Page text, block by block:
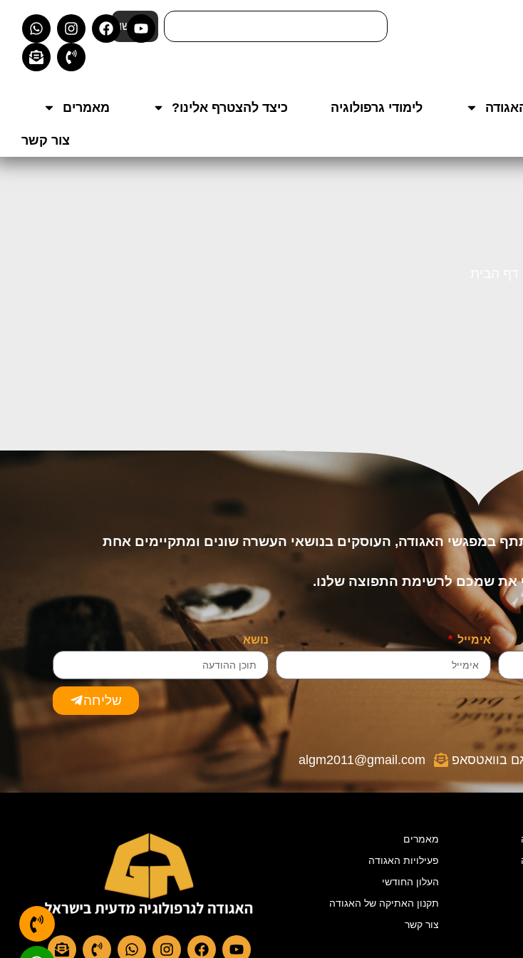
חפשו
לימודי גרפולוגיה כיצד להצטרף אלינו? מאמרים
צור קשר
במפגשי האגודה, העוסקים בנושאי העשרה שונים ומתקיימים אחת
את שמכם לרשימת התפוצה שלנו.
אימייל נושא
שליחה
בוואטסאפ algm2011@gmail.com
מאמרים
פעילויות האגודה
העלון החודשי
תקנון האתיקה של האגודה
צור קשר